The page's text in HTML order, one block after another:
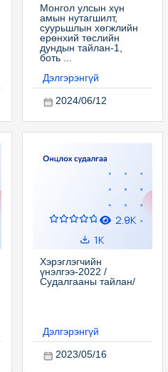
Монгол улсын хүн
амын нутагшилт,
суурьшлын хөгжлийн
ерөнхий төслийн
дундын тайлан-1,
боть ...
Дэлгэрэнгүй
2024/06/12
2.9K
1K
Хэрэглэгчийн
үнэлгээ-2022 /
Судалгааны тайлан/
Дэлгэрэнгүй
2023/05/16